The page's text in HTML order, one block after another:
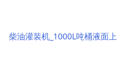
柴油灌装机_1000L吨桶液面